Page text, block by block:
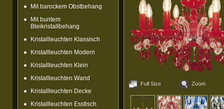
Mit barockem Obstbehang
Mit buntem
Bleikristallbehang
Kristallleuchten Klassisch
Kristallleuchten Modern
Kristallleuchten Klein
Kristallleuchten Wand
Kristallleuchten Decke
Kristallleuchten Esstisch
Full Size Zoom